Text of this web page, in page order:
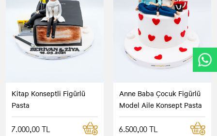
Kitap Konseptli Figürlü
Pasta
7.000,00 TL
Anne Baba Çocuk Figürlü
Model Aile Konsept Pasta
6.500,00 TL